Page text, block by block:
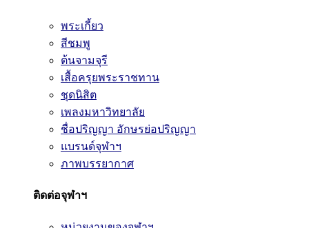
พระเกี้ยว
สีชมพู
ต้นจามจุรี
เสื้อครุยพระราชทาน
ชุดนิสิต
เพลงมหาวิทยาลัย
ชื่อปริญญา อักษรย่อปริญญา
แบรนด์จุฬาฯ
ภาพบรรยากาศ
ติดต่อจุฬาฯ